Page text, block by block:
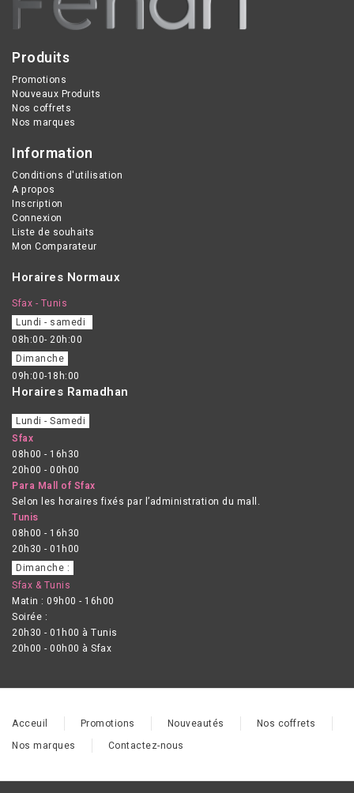
Produits
Promotions
Nouveaux Produits
Nos coffrets
Nos marques
Information
Conditions d'utilisation
A propos
Inscription
Connexion
Liste de souhaits
Mon Comparateur
Horaires Normaux
Sfax - Tunis
Lundi - samedi
08h:00- 20h:00
Dimanche
09h:00-18h:00
Horaires Ramadhan
Lundi - Samedi
Sfax
08h00 - 16h30
20h00 - 00h00
Para Mall of Sfax
Selon les horaires fixés par l’administration du mall.
Tunis
08h00 - 16h30
20h30 - 01h00
Dimanche :
Sfax & Tunis
Matin : 09h00 - 16h00
Soirée :
20h30 - 01h00 à Tunis
20h00 - 00h00 à Sfax
Acceuil Promotions Nouveautés
Nos coffrets
Nos marques
Contactez-nous